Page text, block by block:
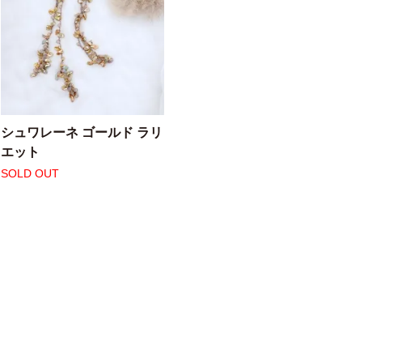
シュワレーネ ゴールド ラリ
エット
SOLD OUT